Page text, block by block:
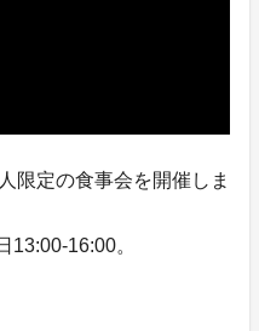
限定の食事会を開催しま
16:00。